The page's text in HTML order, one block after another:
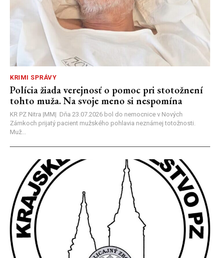
KRIMI SPRÁVY
Polícia žiada verejnosť o pomoc pri stotožnení
tohto muža. Na svoje meno si nespomína
KR PZ Nitra |MM| Dňa 23.07.2026 bol do nemocnice v Nových
Zámkoch prijatý pacient mužského pohlavia neznámej totožnosti.
Muž...